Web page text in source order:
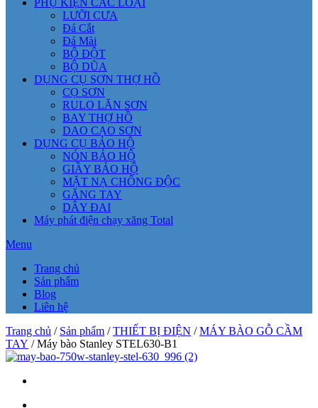
PHỤ KIỆN CÁC LOẠI
LƯỠI CƯA
Đá Cắt
Đá Mài
BỘ ĐỘT
BỘ DŨA
DỤNG CỤ SƠN THỢ HỒ
CỌ SƠN
RULO LĂN SƠN
BAY THỢ HỒ
DAO CẠO SƠN
DỤNG CỤ BẢO HỘ
NÓN BẢO HỘ
GIẦY BẢO HỘ
MẶT NẠ CHỐNG ĐỘC
GĂNG TAY
DÂY ĐAI
Máy phát điện chạy xăng Total
Menu
Trang chủ
Sản phẩm
Blog
Liên hệ
Trang chủ / Sản phẩm /THIẾT BỊ ĐIỆN /MÁY BÀO GỖ CẦM
TAY / Máy bào Stanley STEL630-B1